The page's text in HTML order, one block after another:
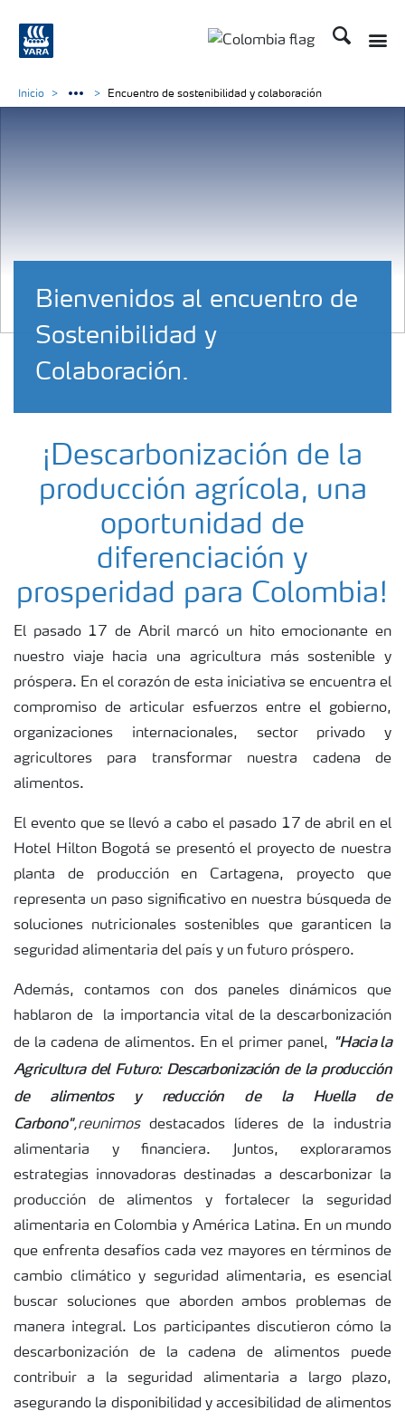
Buscar
Bienvenidos al encuentro de
Sostenibilidad y
Colaboración.
Inicio Encuentro de sostenibilidad y colaboración
¡Descarbonización de la
producción agrícola, una
oportunidad de
diferenciación y
prosperidad para Colombia!
El pasado 17 de Abril marcó un hito emocionante en
nuestro viaje hacia una agricultura más sostenible y
próspera. En el corazón de esta iniciativa se encuentra el
compromiso de articular esfuerzos entre el gobierno,
organizaciones internacionales, sector privado y
agricultores para transformar nuestra cadena de
alimentos.
El evento que se llevó a cabo el pasado 17 de abril en el
Hotel Hilton Bogotá se presentó el proyecto de nuestra
planta de producción en Cartagena, proyecto que
representa un paso significativo en nuestra búsqueda de
soluciones nutricionales sostenibles que garanticen la
seguridad alimentaria del país y un futuro próspero.
Además, contamos con dos paneles dinámicos que
hablaron de la importancia vital de la descarbonización
de la cadena de alimentos. En el primer panel, "Hacia la
Agricultura del Futuro: Descarbonización de la producción
de alimentos y reducción de la Huella de
Carbono",reunimosdestacados líderes de la industria
alimentaria y financiera. Juntos, exploraramos
estrategias innovadoras destinadas a descarbonizar la
producción de alimentos y fortalecer la seguridad
alimentaria en Colombia y América Latina. En un mundo
que enfrenta desafíos cada vez mayores en términos de
cambio climático y seguridad alimentaria, es esencial
buscar soluciones que aborden ambos problemas de
manera integral. Los participantes discutieron cómo la
descarbonización de la cadena de alimentos puede
contribuir a la seguridad alimentaria a largo plazo,
asegurando la disponibilidad y accesibilidad de alimentos